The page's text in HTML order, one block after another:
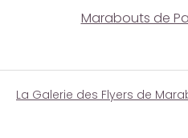
Marabouts de
La Galerie des Flyers de